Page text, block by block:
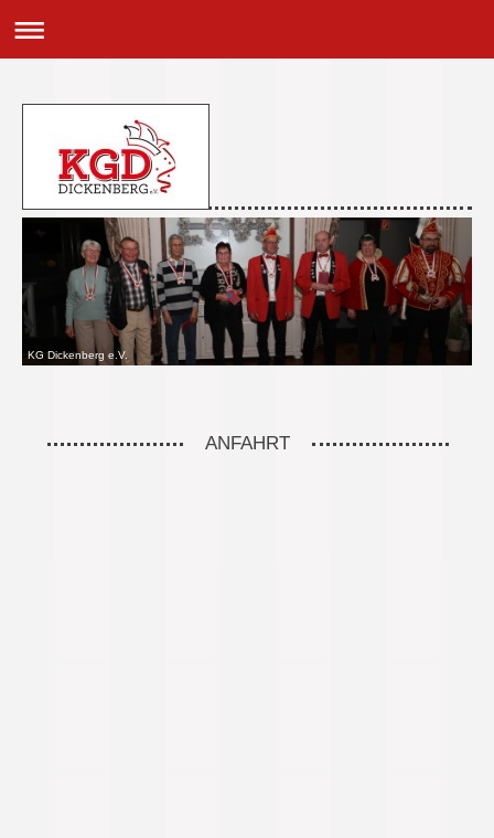
KG Dickenberg e.V.
ANFAHRT